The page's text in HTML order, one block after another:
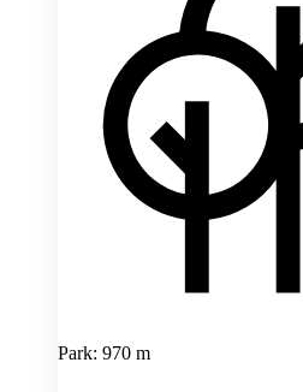
Park: 970 m